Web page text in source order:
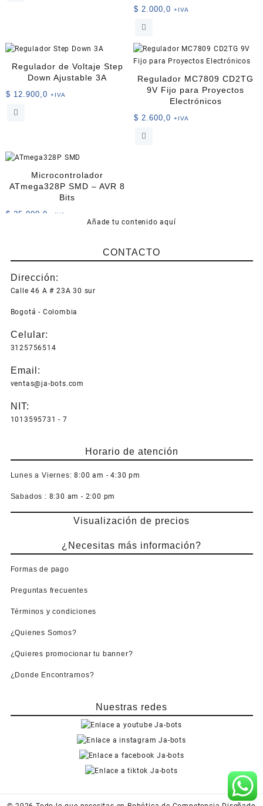
$ 2.000,0 +IVA
Regulador de Voltaje Step
Down Ajustable 3A
$ 12.900,0 +IVA
Regulador MC7809 CD2TG
9V Fijo para Proyectos
Electrónicos
$ 2.600,0 +IVA
Microcontrolador
ATmega328P SMD – AVR 8
Bits
$ 25.000,0 +IVA
Añade tu contenido aquí
CONTACTO
Dirección:
Calle 46 A # 23A 30 sur
Bogotá - Colombia
Celular:
3125756514
Email:
ventas@ja-bots.com
NIT:
1013595731 - 7
Horario de atención
Lunes a Viernes: 8:00 am - 4:30 pm
Sabados : 8:30 am - 2:00 pm
Visualización de precios
¿Necesitas más información?
Formas de pago
Preguntas frecuentes
Términos y condiciones
¿Quienes Somos?
¿Quieres promocionar tu banner?
¿Donde Encontrarnos?
Nuestras redes